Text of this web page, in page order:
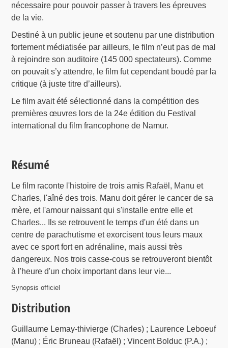
nécessaire pour pouvoir passer à travers les épreuves
de la vie.
Destiné à un public jeune et soutenu par une distribution
fortement médiatisée par ailleurs, le film n’eut pas de mal
à rejoindre son auditoire (145 000 spectateurs). Comme
on pouvait s’y attendre, le film fut cependant boudé par la
critique (à juste titre d’ailleurs).
Le film avait été sélectionné dans la compétition des
premières œuvres lors de la 24e édition du Festival
international du film francophone de Namur.
Résumé
Le film raconte l'histoire de trois amis Rafaël, Manu et
Charles, l'aîné des trois. Manu doit gérer le cancer de sa
mère, et l'amour naissant qui s'installe entre elle et
Charles... Ils se retrouvent le temps d'un été dans un
centre de parachutisme et exorcisent tous leurs maux
avec ce sport fort en adrénaline, mais aussi très
dangereux. Nos trois casse-cous se retrouveront bientôt
à l'heure d'un choix important dans leur vie...
Synopsis officiel
Distribution
Guillaume Lemay-thivierge (Charles) ; Laurence Leboeuf
(Manu) ; Éric Bruneau (Rafaël) ; Vincent Bolduc (P.A.) ;